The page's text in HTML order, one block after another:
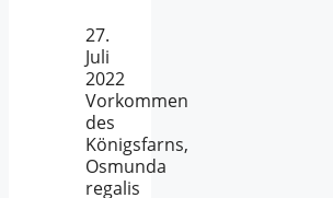
27.
Juli
2022
Vorkommen
des
Königsfarns,
Osmunda
regalis